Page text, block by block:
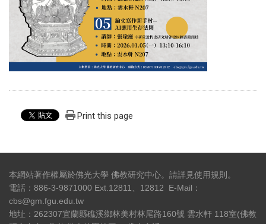
Print this page
本網站著作權屬於佛光大學 佛教研究中心。請詳見使用規則。
電話：886-3-9871000 Ext.12811、12812 E-Mail：
cbs@gm.fgu.edu.tw
地址：262307宜蘭縣礁溪鄉林美村林尾路160號 雲水軒 118室(佛教